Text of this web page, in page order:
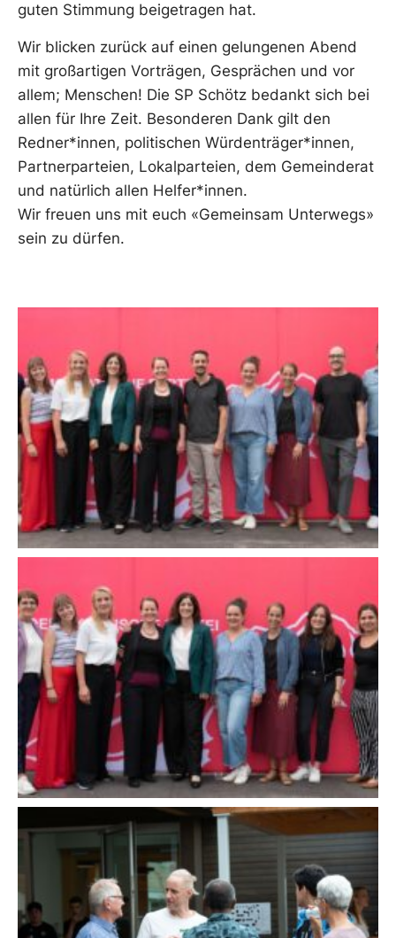
guten Stimmung beigetragen hat.
Wir blicken zurück auf einen gelungenen Abend
mit großartigen Vorträgen, Gesprächen und vor
allem; Menschen! Die SP Schötz bedankt sich bei
allen für Ihre Zeit. Besonderen Dank gilt den
Redner*innen, politischen Würdenträger*innen,
Partnerparteien, Lokalparteien, dem Gemeinderat
und natürlich allen Helfer*innen.
Wir freuen uns mit euch «Gemeinsam Unterwegs»
sein zu dürfen.